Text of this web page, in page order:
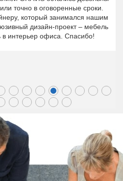
точно в оговоренные сроки.
который занимался нашим
дизайн-проект – мебель
в интерьер офиса. Спасибо!